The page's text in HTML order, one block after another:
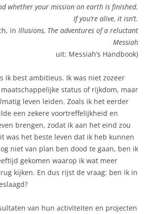
whether your mission on earth is finished.
If you’re alive, it isn’t.
in Illusions, The adventures of a reluctant
Messiah
uit: Messiah’s Handbook)
ik best ambitieus. Ik was niet zozeer
status of rijkdom, maar
leven leiden. Zoals ik het eerder
een zekere voortreffelijkheid en
brengen, zodat ik aan het eind zou
was het beste leven dat ik heb kunnen
niet van plan ben dood te gaan, ben ik
gekomen waarop ik wat meer
kijken. En dus rijst de vraag: ben ik in
van hun activiteiten en projecten